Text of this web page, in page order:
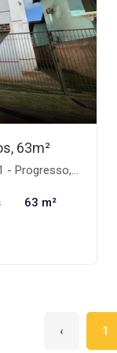
63m²
Rio Brilhante-MS
63 m²
‹ 1